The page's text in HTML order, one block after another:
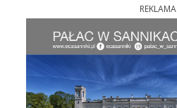
REKLAMA